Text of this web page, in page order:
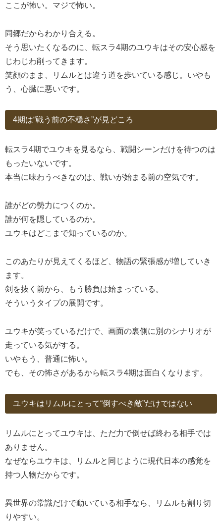
ここが怖い。マジで怖い。
同郷だからわかり合える。
そう思いたくなるのに、転スラ4期のユウキはその安心感を
じわじわ削ってきます。
笑顔のまま、リムルとは違う道を歩いている感じ。いやも
う、心臓に悪いです。
4期は“戦う前の不穏さ”が見どころ
転スラ4期でユウキを見るなら、戦闘シーンだけを待つのは
もったいないです。
本当に味わうべきなのは、戦いが始まる前の空気です。
誰がどの勢力につくのか。
誰が何を隠しているのか。
ユウキはどこまで知っているのか。
このあたりが見えてくるほど、物語の緊張感が増していき
ます。
剣を抜く前から、もう勝負は始まっている。
そういうタイプの展開です。
ユウキが笑っているだけで、画面の裏側に別のシナリオが
走っている気がする。
いやもう、普通に怖い。
でも、その怖さがあるから転スラ4期は面白くなります。
ユウキはリムルにとって“倒すべき敵”だけではない
リムルにとってユウキは、ただ力で倒せば終わる相手では
ありません。
なぜならユウキは、リムルと同じように現代日本の感覚を
持つ人物だからです。
異世界の常識だけで動いている相手なら、リムルも割り切
りやすい。